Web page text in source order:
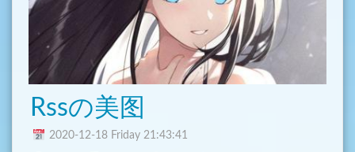
Rssの美图
2020-12-18 Friday 21:43:41